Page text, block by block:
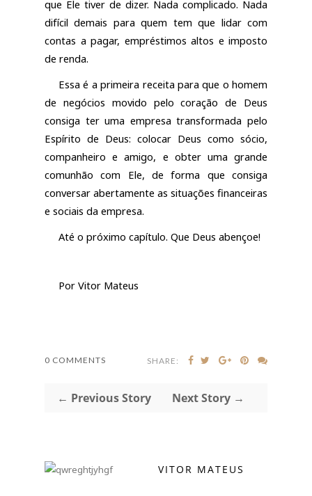
que Ele tiver de dizer. Nada complicado. Nada
difícil demais para quem tem que lidar com
contas a pagar, empréstimos altos e imposto
de renda.
Essa é a primeira receita para que o homem
de negócios movido pelo coração de Deus
consiga ter uma empresa transformada pelo
Espírito de Deus: colocar Deus como sócio,
companheiro e amigo, e obter uma grande
comunhão com Ele, de forma que consiga
conversar abertamente as situações financeiras
e sociais da empresa.
Até o próximo capítulo. Que Deus abençoe!
Por Vitor Mateus
0 COMMENTS SHARE:
← Previous Story Next Story →
VITOR MATEUS